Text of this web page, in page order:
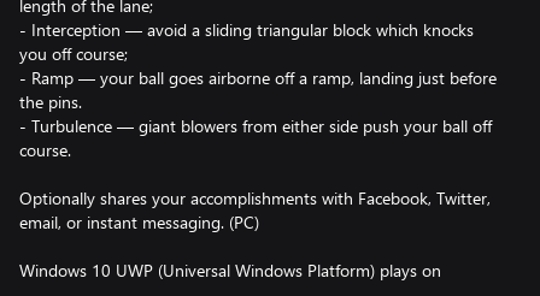
length of the lane;
- Interception — avoid a sliding triangular block which knocks
you off course;
- Ramp — your ball goes airborne off a ramp, landing just before
the pins.
- Turbulence — giant blowers from either side push your ball off
course.
Optionally shares your accomplishments with Facebook, Twitter,
email, or instant messaging. (PC)
Windows 10 UWP (Universal Windows Platform) plays on